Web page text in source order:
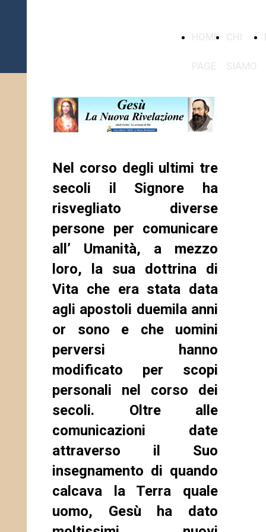
HOME
PAGE
CHI
SIAMO
Nel corso degli ultimi tre
secoli il Signore ha
risvegliato diverse
persone per comunicare
all’ Umanità, a mezzo
loro, la sua dottrina di
Vita che era stata data
agli apostoli duemila anni
or sono e che uomini
perversi hanno
modificato per scopi
personali nel corso dei
secoli. Oltre alle
comunicazioni date
attraverso il Suo
insegnamento di quando
calcava la Terra quale
uomo, Gesù ha dato